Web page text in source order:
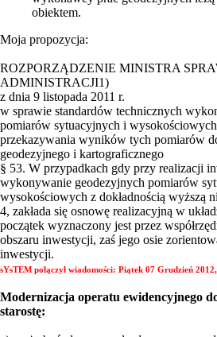
obiektem.
Moja propozycja:
ROZPORZĄDZENIE MINISTRA
ADMINISTRACJI1)
z dnia 9 listopada 2011 r.
w sprawie standardów technicznych
pomiarów sytuacyjnych i
przekazywania wyników tych pomiarów
geodezyjnego i kartograficznego
§ 53. W przypadkach gdy przy realizacji
wykonywanie geodezyjnych pomiarów
wysokościowych z dokładnością wyższą
4, zakłada się osnowę realizacyjną w
początek wyznaczony jest przez
obszaru inwestycji, zaś jego osie
inwestycji.
sYsTEM połączył wiadomości: Piątek 07 Grudzień
Modernizacja operatu ewidencyjnego
starostę: